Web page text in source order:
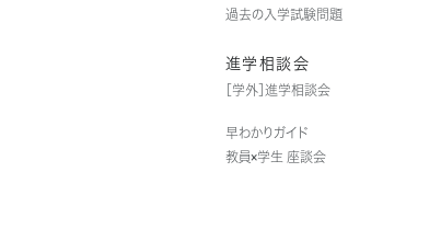
過去の入学試験問題
進学相談会
［学外］進学相談会
早わかりガイド
教員×学生 座談会